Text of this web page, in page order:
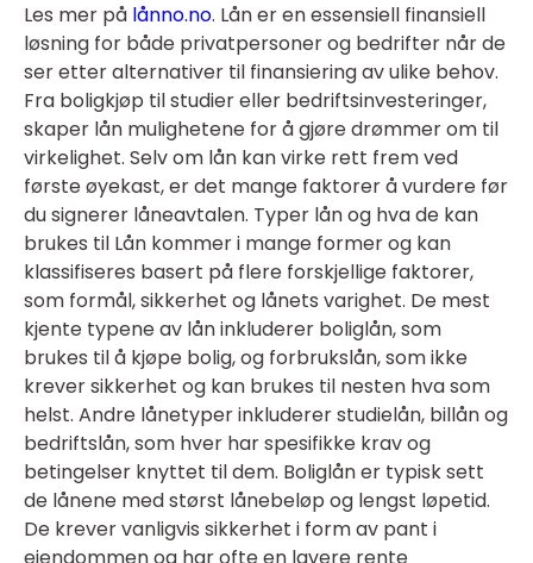
Les mer på lånno.no. Lån er en essensiell finansiell
løsning for både privatpersoner og bedrifter når de
ser etter alternativer til finansiering av ulike behov.
Fra boligkjøp til studier eller bedriftsinvesteringer,
skaper lån mulighetene for å gjøre drømmer om til
virkelighet. Selv om lån kan virke rett frem ved
første øyekast, er det mange faktorer å vurdere før
du signerer låneavtalen. Typer lån og hva de kan
brukes til Lån kommer i mange former og kan
klassifiseres basert på flere forskjellige faktorer,
som formål, sikkerhet og lånets varighet. De mest
kjente typene av lån inkluderer boliglån, som
brukes til å kjøpe bolig, og forbrukslån, som ikke
krever sikkerhet og kan brukes til nesten hva som
helst. Andre lånetyper inkluderer studielån, billån og
bedriftslån, som hver har spesifikke krav og
betingelser knyttet til dem. Boliglån er typisk sett
de lånene med størst lånebeløp og lengst løpetid.
De krever vanligvis sikkerhet i form av pant i